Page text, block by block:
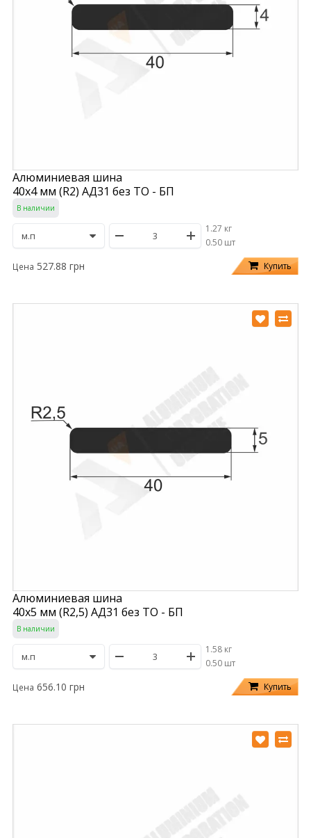
Алюминиевая шина
40х4 мм (R2) АД31 без ТО - БП
В наличии
1.27 кг
/0.50 шт
Цена 527.88 грн Купить
Алюминиевая шина
40х5 мм (R2,5) АД31 без ТО - БП
В наличии
1.58 кг
/0.50 шт
Цена 656.10 грн Купить